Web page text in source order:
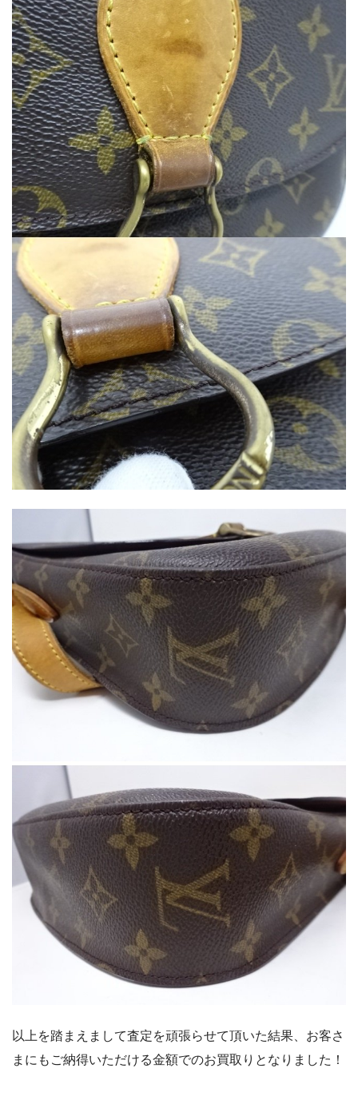
以上を踏まえまして査定を頑張らせて頂いた結果、お客さ
まにもご納得いただける金額でのお買取りとなりました！